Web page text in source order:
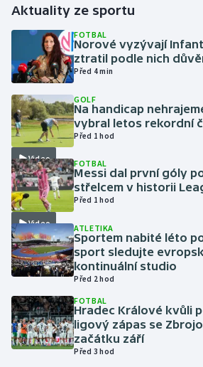
Futsal
Golf
Gymnastika
Házená
Jezdectví
Judo
Krasobruslení
Lezení
Lyže a snowboard
Moderní pětiboj
Motorsport
Aktuality ze sportu
FOTBAL
Norové vyzývají
ztratil podle nich
Před 4 min
Video
GOLF
Na handicap
vybral letos rekordní
Před 1 hod
Video
FOTBAL
Messi dal první góly
střelcem v historii
Před 1 hod
ATLETIKA
Sportem nabité léto
sport sledujte
kontinuální studio
Před 2 hod
FOTBAL
Hradec Králové kvůli
ligový zápas se
začátku září
Před 3 hod